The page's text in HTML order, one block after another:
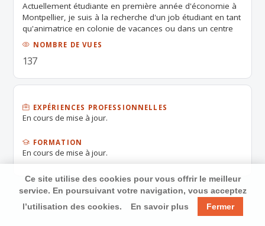
Actuellement étudiante en première année d'économie à
Montpellier, je suis à la recherche d'un job étudiant en tant
qu'animatrice en colonie de vacances ou dans un centre
de loisir. J'ai effectuée les trois stages BAFA, et je suis
actuellement en attente de réponse du jury. Je suis une
personne très dynamique, motivée, souriante et prête à
passent de très bonnes vacances tout en les encadrent en
NOMBRE DE VUES
137
EXPÉRIENCES PROFESSIONNELLES
En cours de mise à jour.
FORMATION
En cours de mise à jour.
Ce site utilise des cookies pour vous offrir le meilleur
service. En poursuivant votre navigation, vous acceptez
l’utilisation des cookies.
En savoir plus Fermer